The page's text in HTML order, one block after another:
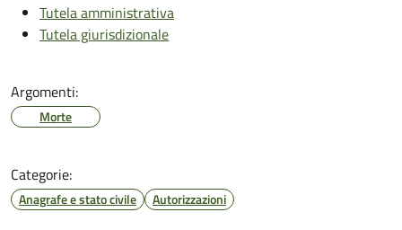
Tutela amministrativa
Tutela giurisdizionale
Argomenti:
Morte
Categorie:
Anagrafe e stato civile Autorizzazioni